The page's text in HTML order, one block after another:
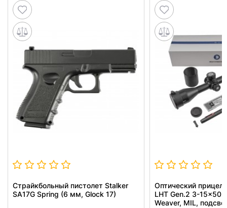
Страйкбольный пистолет Stalker
SA17G Spring (6 мм, Glock 17)
Оптический прицел
LHT Gen.2 3-15x50
Weaver, MIL,